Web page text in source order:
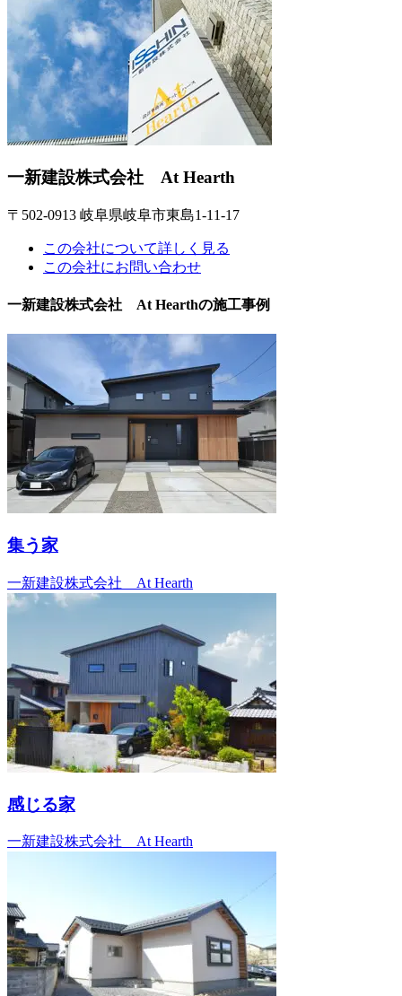
一新建設株式会社 At Hearth
〒502-0913 岐阜県岐阜市東島1-11-17
この会社について詳しく見る
この会社にお問い合わせ
一新建設株式会社 At Hearthの施工事例
集う家
一新建設株式会社 At Hearth
感じる家
一新建設株式会社 At Hearth